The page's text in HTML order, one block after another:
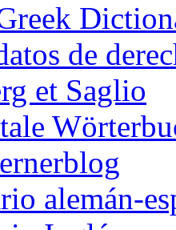
de
et Saglio
alemán-